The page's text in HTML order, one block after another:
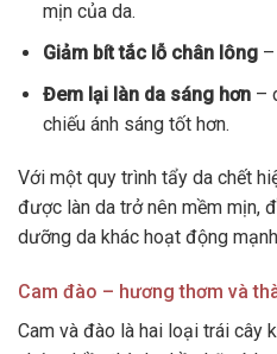
mịn của da.
Giảm bít tắc lỗ chân lông–
Đem lại làn da sáng hơn–
chiếu ánh sáng tốt hơn.
Với một quy trình tẩy da chết
được làn da trở nên mềm mịn,
dưỡng da khác hoạt động
Cam đào – hương thơm và
Cam và đào là hai loại trái cây